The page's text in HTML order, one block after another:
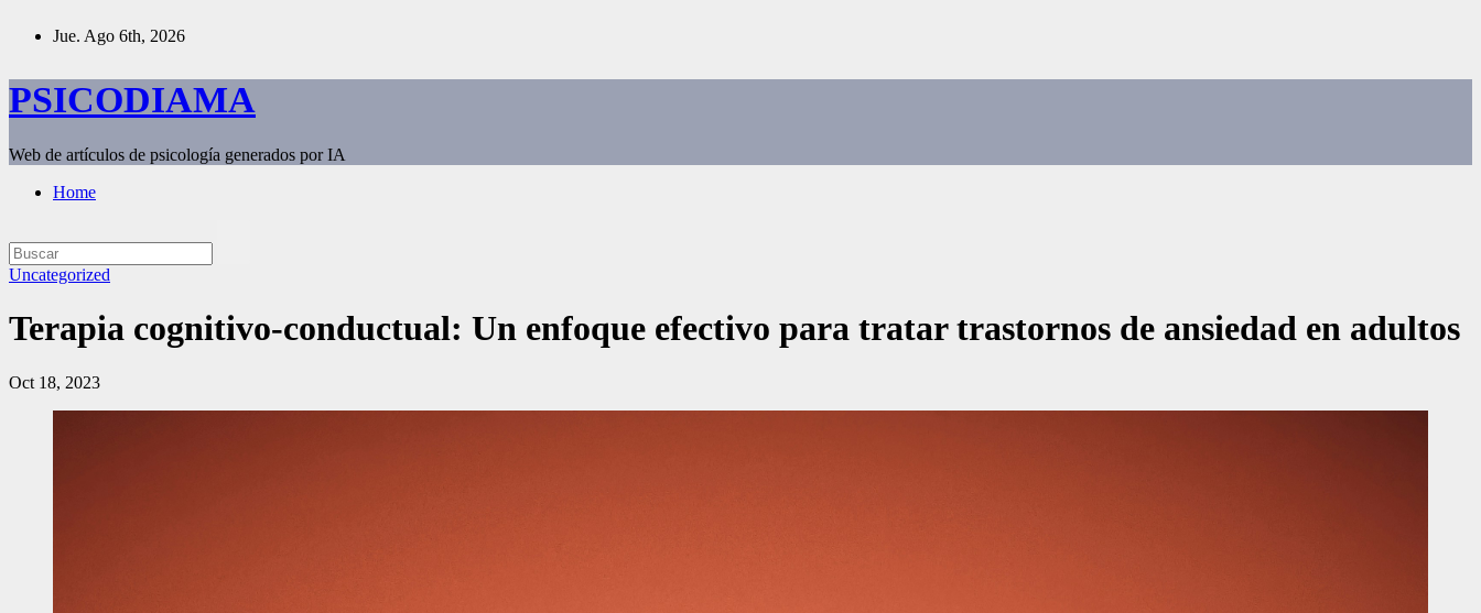
Jue. Ago 6th, 2026
PSICODIAMA
Web de artículos de psicología generados por IA
Home
Uncategorized
Terapia cognitivo-conductual: Un enfoque efectivo para tratar trastornos de ansiedad en adultos
Oct 18, 2023